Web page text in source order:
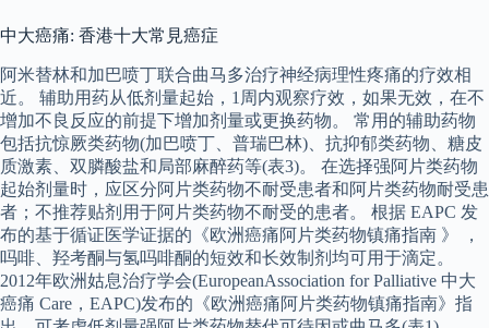
中大癌痛: 香港十大常見癌症
阿米替林和加巴喷丁联合曲马多治疗神经病理性疼痛的疗效相
近。 辅助用药从低剂量起始，1周内观察疗效，如果无效，在不
增加不良反应的前提下增加剂量或更换药物。 常用的辅助药物
包括抗惊厥类药物(加巴喷丁、普瑞巴林)、抗抑郁类药物、糖皮
质激素、双膦酸盐和局部麻醉药等(表3)。 在选择强阿片类药物
起始剂量时，应区分阿片类药物不耐受患者和阿片类药物耐受患
者；不推荐贴剂用于阿片类药物不耐受的患者。 根据 EAPC 发
布的基于循证医学证据的《欧洲癌痛阿片类药物镇痛指南 》 ，
吗啡、羟考酮与氢吗啡酮的短效和长效制剂均可用于滴定。
2012年欧洲姑息治疗学会(EuropeanAssociation for Palliative 中大
癌痛 Care，EAPC)发布的《欧洲癌痛阿片类药物镇痛指南》指